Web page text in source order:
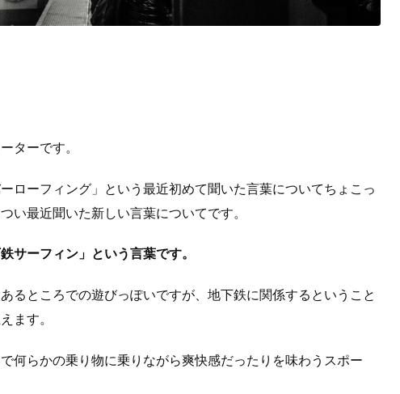
ターです。
ローフィング」という最近初めて聞いた言葉についてちょこっ
い最近聞いた新しい言葉についてです。
鉄サーフィン」という言葉です。
るところでの遊びっぽいですが、地下鉄に関係するということ
ます。
何らかの乗り物に乗りながら爽快感だったりを味わうスポー